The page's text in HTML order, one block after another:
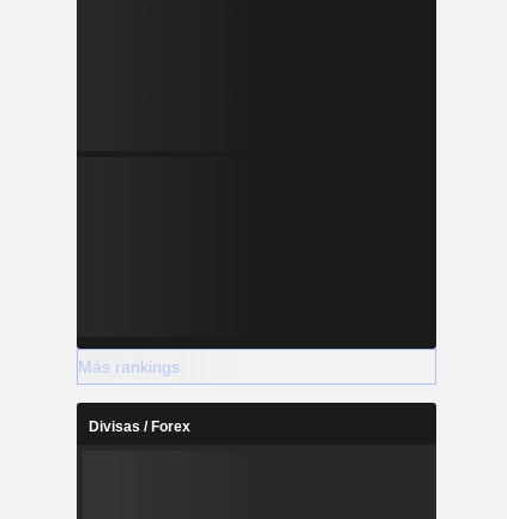
Más rankings
Divisas / Forex